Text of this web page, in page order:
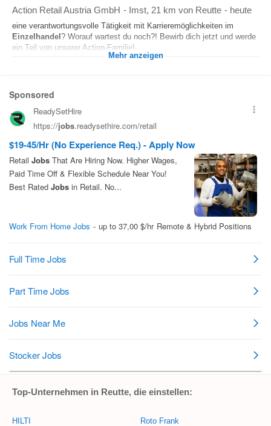
Action Retail Austria GmbH - Imst, 21 km von Reutte - heute
eine verantwortungsvolle Tätigkeit mit Karrieremöglichkeiten im
Einzelhandel? Worauf wartest du noch?! Bewirb dich jetzt und werde
ein Teil von unserer Action-Familie!...
Mehr anzeigen
Top-Unternehmen in Reutte, die einstellen:
HILTI Roto Frank